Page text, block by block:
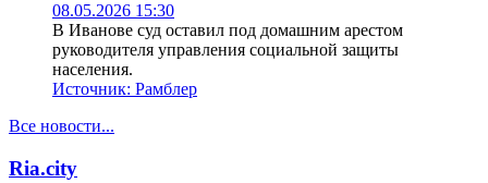
08.05.2026 15:30
В Иванове суд оставил под домашним арестом
руководителя управления социальной защиты
населения.
Источник: Рамблер
Все новости...
Ria.city